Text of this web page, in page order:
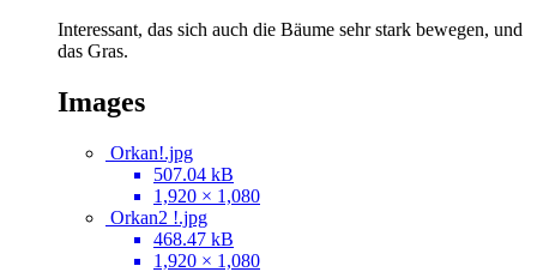
Interessant, das sich auch die Bäume sehr stark bewegen, und
das Gras.
Images
Orkan!.jpg
507.04 kB
1,920 × 1,080
Orkan2 !.jpg
468.47 kB
1,920 × 1,080